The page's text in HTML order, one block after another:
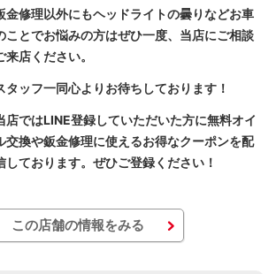
金修理以外にもヘッドライトの曇りなどお車
ことでお悩みの方はぜひ一度、当店にご相談
来店ください。
タッフ一同心よりお待ちしております！
店ではLINE登録していただいた方に無料オイ
交換や鈑金修理に使えるお得なクーポンを配
しております。ぜひご登録ください！
この店舗の情報をみる